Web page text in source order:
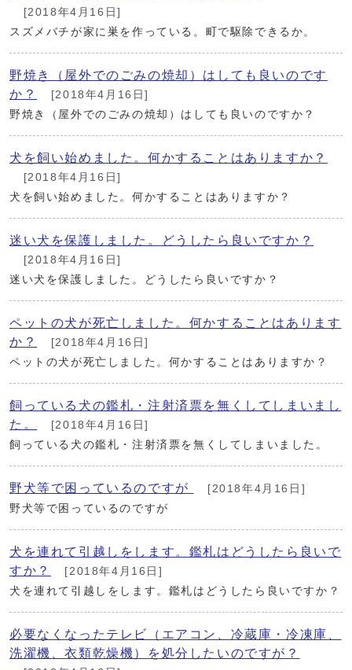
[2018年4月16日]
スズメバチが家に巣を作っている。町で駆除できるか。
野焼き（屋外でのごみの焼却）はしても良いのです
か？
[2018年4月16日]
野焼き（屋外でのごみの焼却）はしても良いのですか？
犬を飼い始めました。何かすることはありますか？
[2018年4月16日]
犬を飼い始めました。何かすることはありますか？
迷い犬を保護しました。どうしたら良いですか？
[2018年4月16日]
迷い犬を保護しました。どうしたら良いですか？
ペットの犬が死亡しました。何かすることはあります
か？
[2018年4月16日]
ペットの犬が死亡しました。何かすることはありますか？
飼っている犬の鑑札・注射済票を無くしてしまいまし
た。
[2018年4月16日]
飼っている犬の鑑札・注射済票を無くしてしまいました。
野犬等で困っているのですが
[2018年4月16日]
野犬等で困っているのですが
犬を連れて引越しをします。鑑札はどうしたら良いで
すか？
[2018年4月16日]
犬を連れて引越しをします。鑑札はどうしたら良いですか？
必要なくなったテレビ（エアコン、冷蔵庫・冷凍庫、
洗濯機、衣類乾燥機）を処分したいのですが？